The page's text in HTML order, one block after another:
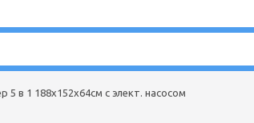
в 1 188х152х64см с элект. насосом